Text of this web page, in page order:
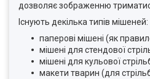
дозволяє зображенню
Існують декілька типів мішеней:
паперові мішені (як
мішені для стендової
мішені для кульової
макети тварин (для